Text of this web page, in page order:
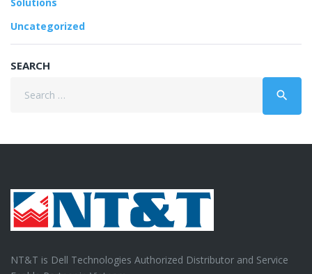
Uncategorized
SEARCH
search
NT&T is Dell Technologies Authorized Distributor and Service